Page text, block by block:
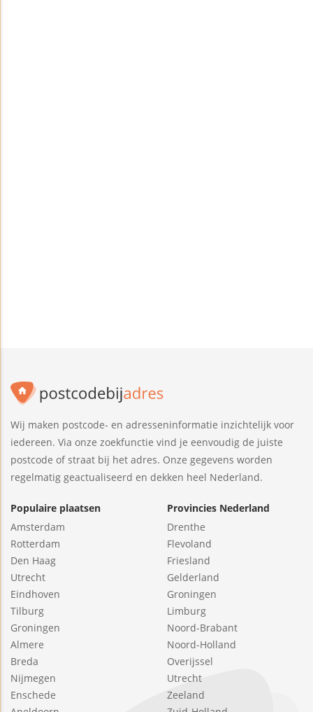
Wij maken postcode- en adresseninformatie inzichtelijk voor
iedereen. Via onze zoekfunctie vind je eenvoudig de juiste
postcode of straat bij het adres. Onze gegevens worden
regelmatig geactualiseerd en dekken heel Nederland.
Populaire plaatsen
Amsterdam
Rotterdam
Den Haag
Utrecht
Eindhoven
Tilburg
Groningen
Almere
Breda
Nijmegen
Enschede
Provincies Nederland
Drenthe
Flevoland
Friesland
Gelderland
Groningen
Limburg
Noord-Brabant
Noord-Holland
Overijssel
Utrecht
Zeeland